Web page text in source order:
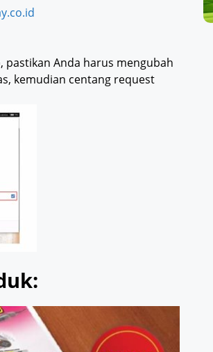
pastikan Anda harus mengubah
kemudian centang request